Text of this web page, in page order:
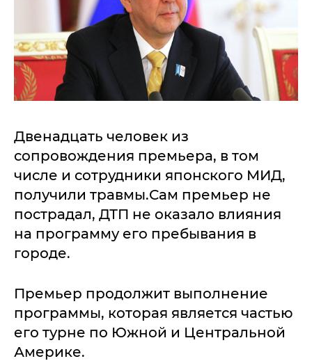
Двенадцать человек из
сопровождения премьера, в том
числе и сотрудники японского МИД,
получили травмы.Сам премьер не
пострадал, ДТП не оказало влияния
на программу его пребывания в
городе.
Премьер продолжит выполнение
программы, которая является частью
его турне по Южной и Центральной
Америке.